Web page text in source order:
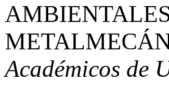
Académicos de